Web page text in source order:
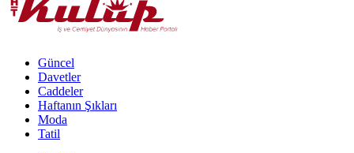
Güncel
Davetler
Caddeler
Haftanın Şıkları
Moda
Tatil